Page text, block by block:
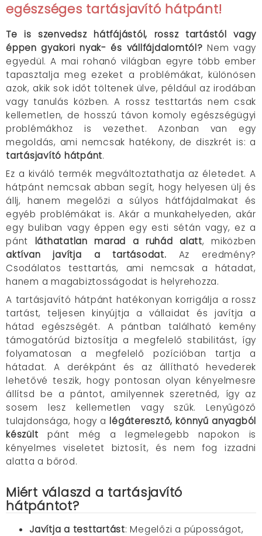
egészséges tartásjavító hátpánt!
Te is szenvedsz hátfájástól, rossz tartástól vagy
éppen gyakori nyak- és vállfájdalomtól? Nem vagy
egyedül. A mai rohanó világban egyre több ember
tapasztalja meg ezeket a problémákat, különösen
azok, akik sok időt töltenek ülve, például az irodában
vagy tanulás közben. A rossz testtartás nem csak
kellemetlen, de hosszú távon komoly egészségügyi
problémákhoz is vezethet. Azonban van egy
megoldás, ami nemcsak hatékony, de diszkrét is: a
tartásjavító hátpánt.
Ez a kiváló termék megváltoztathatja az életedet. A
hátpánt nemcsak abban segít, hogy helyesen ülj és
állj, hanem megelőzi a súlyos hátfájdalmakat és
egyéb problémákat is. Akár a munkahelyeden, akár
egy buliban vagy éppen egy esti sétán vagy, ez a
pánt láthatatlan marad a ruhád alatt, miközben
aktívan javítja a tartásodat. Az eredmény?
Csodálatos testtartás, ami nemcsak a hátadat,
hanem a magabiztosságodat is helyrehozza.
A tartásjavító hátpánt hatékonyan korrigálja a rossz
tartást, teljesen kinyújtja a vállaidat és javítja a
hátad egészségét. A pántban található kemény
támogatórúd biztosítja a megfelelő stabilitást, így
folyamatosan a megfelelő pozícióban tartja a
hátadat. A derékpánt és az állítható hevederek
lehetővé teszik, hogy pontosan olyan kényelmesre
állítsd be a pántot, amilyennek szeretnéd, így az
sosem lesz kellemetlen vagy szűk. Lenyűgöző
tulajdonsága, hogy a légáteresztő, könnyű anyagból
készült pánt még a legmelegebb napokon is
kényelmes viseletet biztosít, és nem fog izzadni
alatta a bőröd.
Miért válaszd a tartásjavító
hátpántot?
Javítja a testtartást: Megelőzi a púposságot,